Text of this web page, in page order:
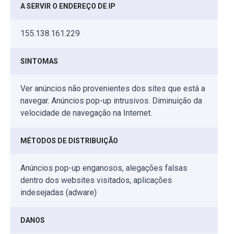
A SERVIR O ENDEREÇO DE IP
155.138.161.229
SINTOMAS
Ver anúncios não provenientes dos sites que está a
navegar. Anúncios pop-up intrusivos. Diminuição da
velocidade de navegação na Internet.
MÉTODOS DE DISTRIBUIÇÃO
Anúncios pop-up enganosos, alegações falsas
dentro dos websites visitados, aplicações
indesejadas (adware)
DANOS